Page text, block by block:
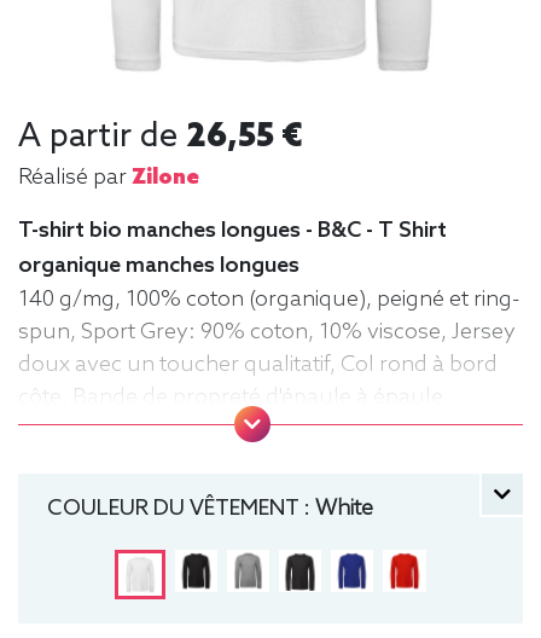
A partir de 26,55 €
Réalisé parZilone
T-shirt bio manches longues - B&C - T Shirt
organique manches longues
140 g/mg, 100% coton (organique), peigné et ring-
spun, Sport Grey: 90% coton, 10% viscose, Jersey
doux avec un toucher qualitatif, Col rond à bord
côte, Bande de propreté d'épaule à épaule,
Coutures latérales, puce de taille, Lavable jusqu'à
Léger, Homme, Col rond, Bio / Organic, B&C
COULEUR DU VÊTEMENT : White